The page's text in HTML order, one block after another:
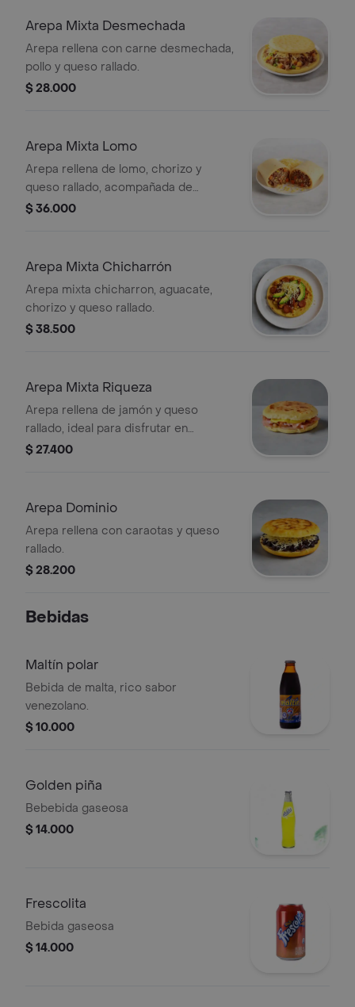
Arepa Mixta Desmechada
Arepa rellena con carne desmechada,
pollo y queso rallado.
$ 28.000
Arepa Mixta Lomo
Arepa rellena de lomo, chorizo y
queso rallado, acompañada de
zanahorias y maíz.
$ 36.000
Arepa Mixta Chicharrón
Arepa mixta chicharron, aguacate,
chorizo y queso rallado.
$ 38.500
Arepa Mixta Riqueza
Arepa rellena de jamón y queso
rallado, ideal para disfrutar en
cualquier momento.
$ 27.400
Arepa Dominio
Arepa rellena con caraotas y queso
rallado.
$ 28.200
Bebidas
Maltín polar
Bebida de malta, rico sabor
venezolano.
$ 10.000
Golden piña
Bebebida gaseosa
$ 14.000
Frescolita
Bebida gaseosa
$ 14.000